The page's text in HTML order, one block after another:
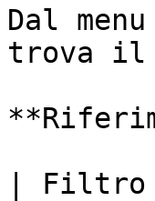
Dal
trova il
|